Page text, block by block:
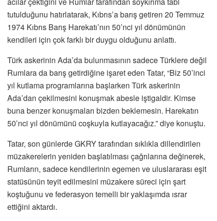
tutulduğunu hatırlatarak, Kıbrıs’a barış getiren 20 Temmuz
1974 Kıbrıs Barış Harekatı’nın 50’nci yıl dönümünün
kendileri için çok farklı bir duygu olduğunu anlattı.
Türk askerinin Ada’da bulunmasının sadece Türklere değil
Rumlara da barış getirdiğine işaret eden Tatar, “Biz 50’inci
yıl kutlama programlarına başlarken Türk askerinin
Ada’dan çekilmesini konuşmak abesle iştigaldir. Kimse
buna benzer konuşmaları bizden beklemesin. Harekatın
50’nci yıl dönümünü coşkuyla kutlayacağız.” diye konuştu.
Tatar, son günlerde GKRY tarafından sıklıkla dillendirilen
müzakerelerin yeniden başlatılması çağrılarına değinerek,
Rumların, sadece kendilerinin egemen ve uluslararası eşit
statüsünün teyit edilmesini müzakere süreci için şart
koştuğunu ve federasyon temelli bir yaklaşımda ısrar
ettiğini aktardı.